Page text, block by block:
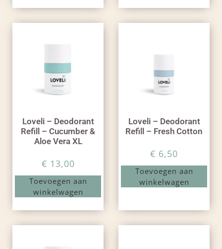
Loveli – Deodorant
Refill – Cucumber &
Aloe Vera XL
€ 13,00
Toevoegen aan
winkelwagen
Loveli – Deodorant
Refill – Fresh Cotton
€ 6,50
Toevoegen aan
winkelwagen